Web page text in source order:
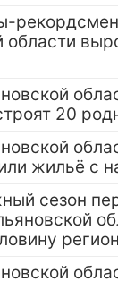
области
20
жильё с
сезон